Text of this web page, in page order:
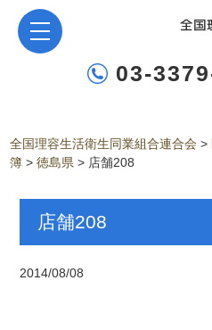
03-
全国理容生活衛生同業組合連合会 >
簿 >徳島県 > 店舗208
店舗208
2014/08/08